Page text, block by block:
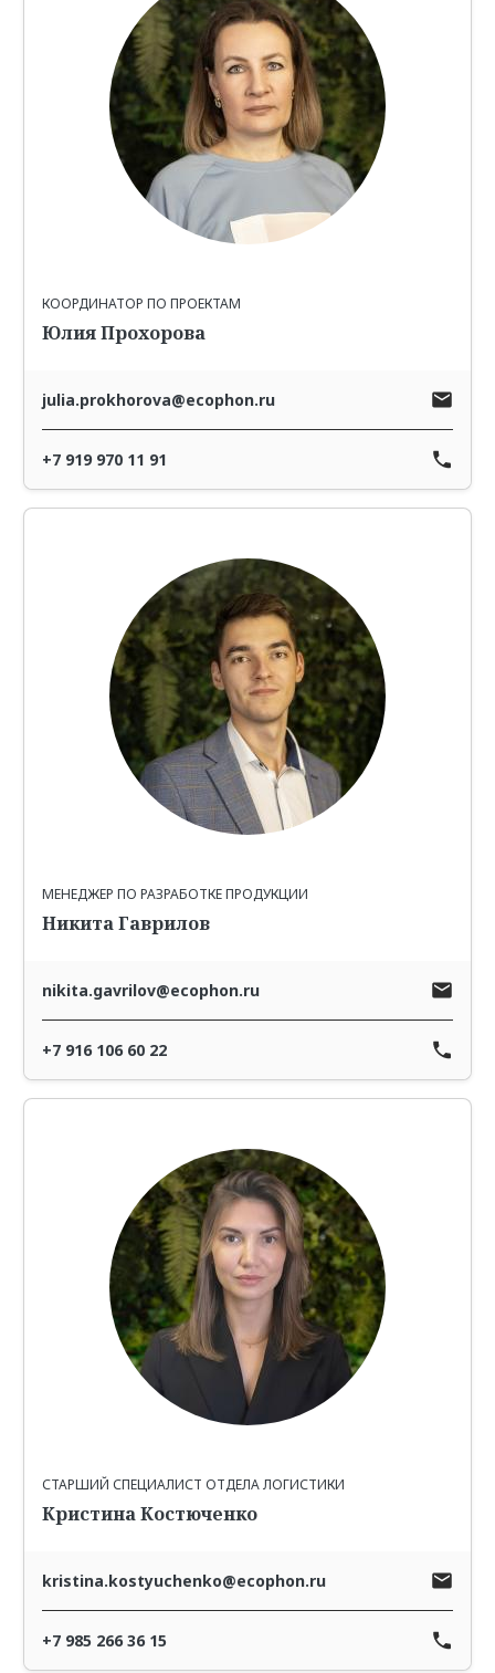
КООРДИНАТОР ПО ПРОЕКТАМ
Юлия Прохорова
julia.prokhorova@ecophon.ru
+7 919 970 11 91
МЕНЕДЖЕР ПО РАЗРАБОТКЕ ПРОДУКЦИИ
Никита Гаврилов
nikita.gavrilov@ecophon.ru
+7 916 106 60 22
СТАРШИЙ СПЕЦИАЛИСТ ОТДЕЛА ЛОГИСТИКИ
Кристина Костюченко
kristina.kostyuchenko@ecophon.ru
+7 985 266 36 15